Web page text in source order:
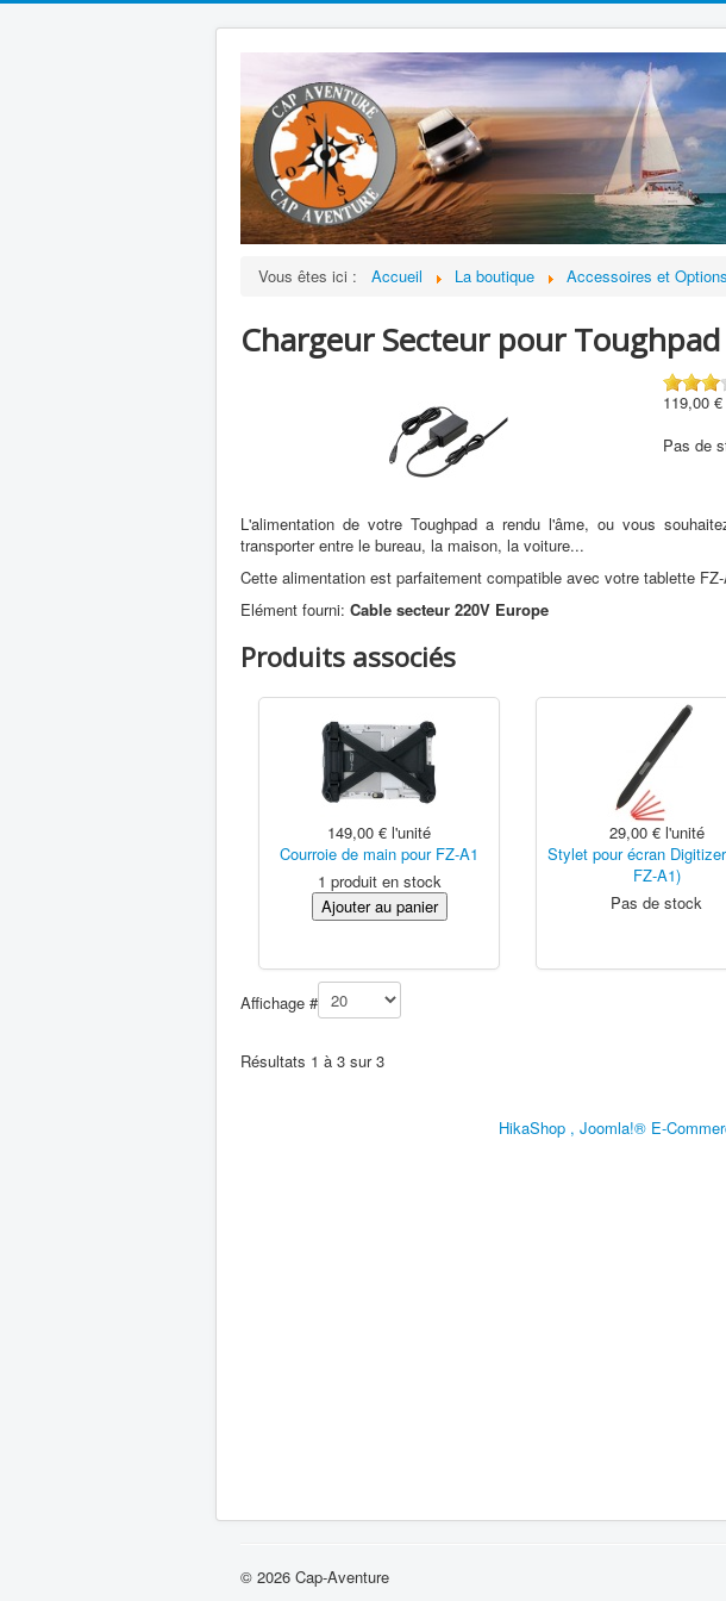
Vous êtes ici : Accueil La boutique Accessoires et Options
Chargeur Secteur pour Toughpad
119,00 €
Pas de
L'alimentation de votre Toughpad a rendu l'âme, ou vous
transporter entre le bureau, la maison, la voiture...
Cette alimentation est parfaitement compatible avec votre tablette
Elément fourni: Cable secteur 220V Europe
Produits associés
149,00 € l'unité
Courroie de main pour FZ-A1
1 produit en stock
29,00 € l'unité
Stylet pour écran
FZ-A1)
Pas de stock
Affichage #
Résultats 1 à 3 sur 3
HikaShop , Joomla!® E-
© 2026 Cap-Aventure